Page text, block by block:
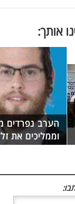
אותך:
הערב נפרדים
וממליכים את